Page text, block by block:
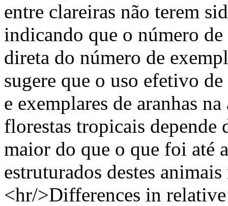
entre clareiras não terem
indicando que o número
direta do número de
sugere que o uso efetivo
e exemplares de aranhas
florestas tropicais
maior do que o que foi até
estruturados destes
<hr/>Differences in relative